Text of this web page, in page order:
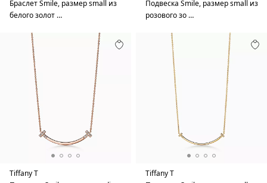
Браслет Smile, размер small из
белого золот …
Подвеска Smile, размер small из
розового зо …
Tiffany T
Tiffany T